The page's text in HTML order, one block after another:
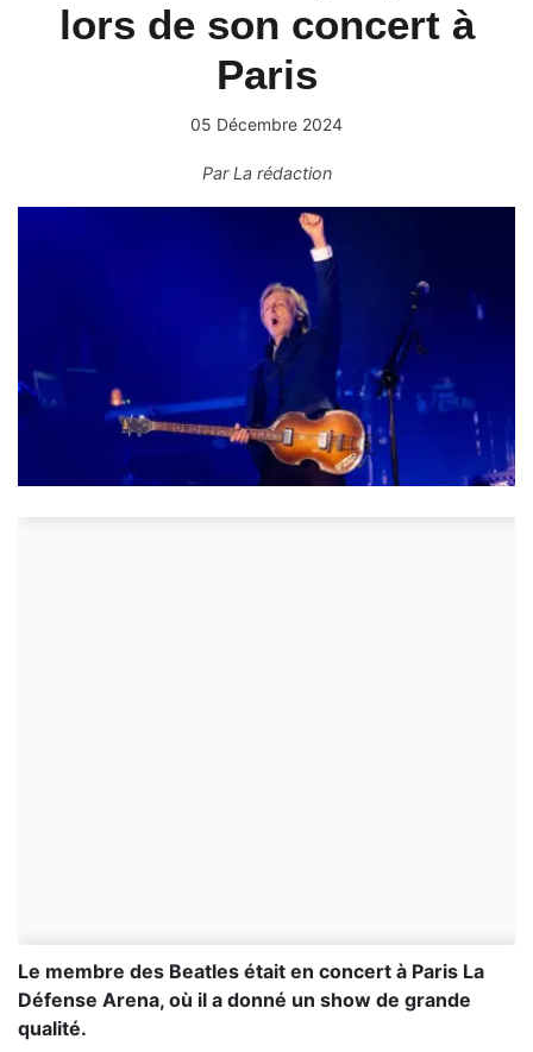
lors de son concert à
Paris
05 Décembre 2024
ParLa rédaction
Le membre des Beatles était en concert à Paris La
Défense Arena, où il a donné un show de grande
qualité.